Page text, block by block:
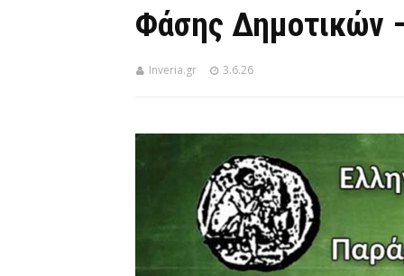
Φάσης Δημοτικών
Inveria.gr 3.6.26